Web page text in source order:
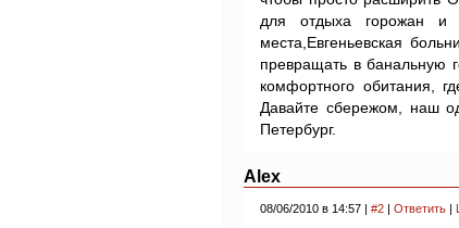
для отдыха горожан и
места,Евгеньевская
превращать в банальную
комфортного обитания,
Давайте сбережом, наш
Петербург.
Alex
08/06/2010 в 14:57 | #2 | Ответить |